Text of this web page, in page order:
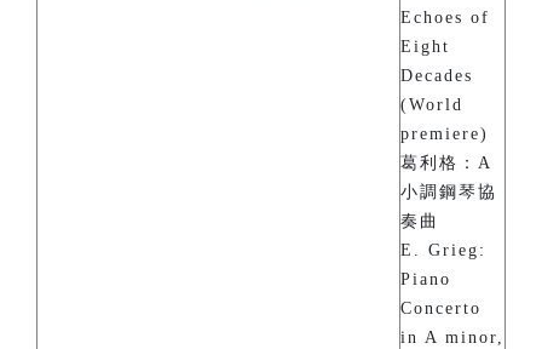
Echoes of
Eight
Decades
(World
premiere)
葛利格：A
小調鋼琴協
奏曲
E. Grieg:
Piano
Concerto
in A minor,